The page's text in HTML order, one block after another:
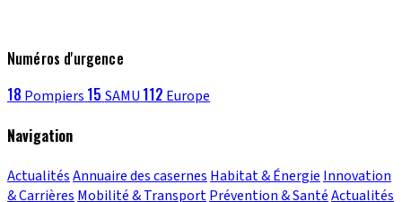
Numéros d'urgence
18 Pompiers 15 SAMU 112 Europe
Navigation
ActualitésAnnuaire des casernes Habitat & Énergie Innovation
& Carrières Mobilité & TransportPrévention & SantéActualités